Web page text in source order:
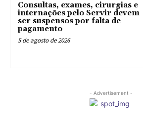
Consultas, exames, cirurgias e
internações pelo Servir devem
ser suspensos por falta de
pagamento
5 de agosto de 2026
- Advertisement -